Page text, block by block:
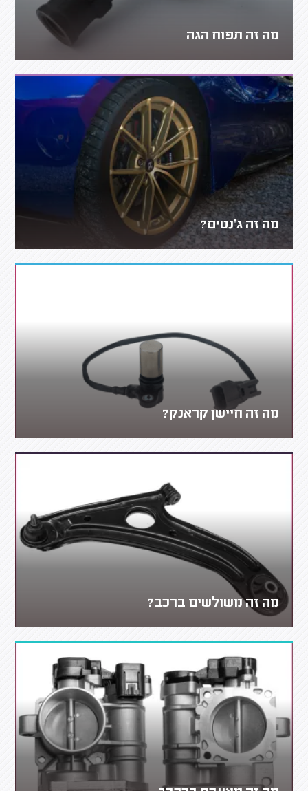
מה זה תפוח הגה
מה זה ג'נטים?
מה זה חיישן קראנק?
מה זה משולשים ברכב?